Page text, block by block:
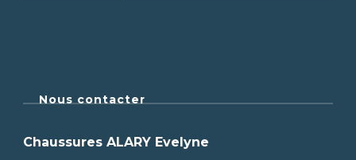
Nous contacter
Chaussures ALARY Evelyne